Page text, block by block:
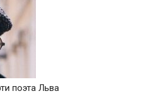
поэта Льва